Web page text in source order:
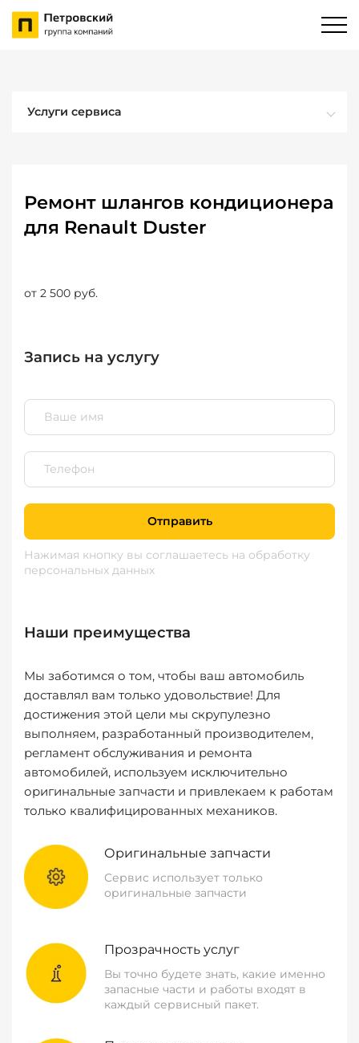
Услуги сервиса
Ремонт шлангов кондиционера
для Renault Duster
от 2 500 руб.
Запись на услугу
Отправить
Нажимая кнопку вы соглашаетесь на обработку
персональных данных
Наши преимущества
Мы заботимся о том, чтобы ваш автомобиль
доставлял вам только удовольствие! Для
достижения этой цели мы скрупулезно
выполняем, разработанный производителем,
регламент обслуживания и ремонта
автомобилей, используем исключительно
оригинальные запчасти и привлекаем к работам
только квалифицированных механиков.
Оригинальные запчасти
Сервис использует только
оригинальные запчасти
Прозрачность услуг
Вы точно будете знать, какие именно
запасные части и работы входят в
каждый сервисный пакет.